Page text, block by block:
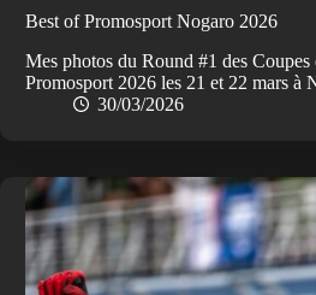
Best of Promosport Nogaro 2026
Mes photos du Round #1 des Coupes
Promosport 2026 les 21 et 22 mars à
30/03/2026